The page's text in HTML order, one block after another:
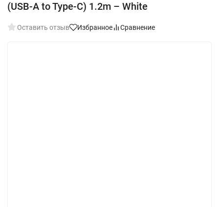
(USB-A to Type-C) 1.2m – White
Оставить отзыв Избранное Сравнение